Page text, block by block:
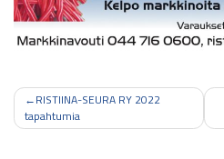
Artikkelien
selaus
RISTIINA-SEURA RY 2022
tapahtumia